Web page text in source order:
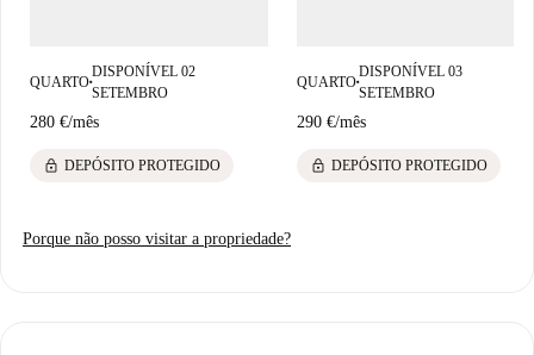
QUARTO■
DISPONÍVEL 02
SETEMBRO
280 €/mês
lock DEPÓSITO PROTEGIDO
QUARTO■
DISPONÍVEL 03
SETEMBRO
290 €/mês
lock DEPÓSITO PROTEGIDO
Porque não posso visitar a propriedade?